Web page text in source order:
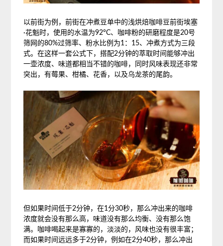
以前街为例，前街在冲煮豆单中的浅烘焙咖啡豆前街埃塞
·花魁时，使用的水温为92°C、咖啡粉的研磨程度是20号
筛网的80%过筛率、粉水比例为1：15、冲煮方式为三段
式。在这样一套公式下，搭配2分钟的萃取时间能够冲出
一壶浓度、味道都相当不错的咖啡，同时风味表现还非常
突出，有莓果、柑橘、花香，以及乌龙茶的尾韵。
但如果时间低于2分钟，在1分30秒，那么冲出来的咖啡
浓度就会没有那么高，味道没有那么均衡、没有那么饱
满。咖啡喝起来是寡寡的，淡淡的，风味也没有很丰富；
而如果时间远远多于2分钟，例如在2分40秒，那么冲出